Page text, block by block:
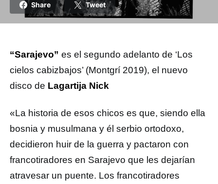
Share Tweet
“Sarajevo” es el segundo adelanto de ‘Los
cielos cabizbajos’ (Montgrí 2019), el nuevo
disco de Lagartija Nick
«La historia de esos chicos es que, siendo ella
bosnia y musulmana y él serbio ortodoxo,
decidieron huir de la guerra y pactaron con
francotiradores en Sarajevo que les dejarían
atravesar un puente. Los francotiradores